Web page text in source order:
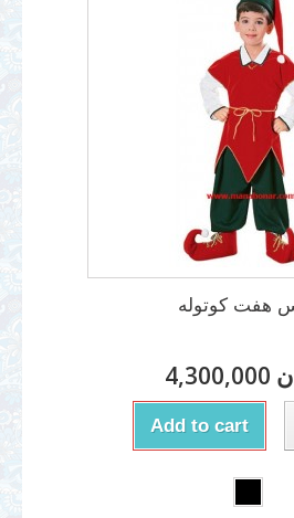
هفت کوتوله
Add to cart